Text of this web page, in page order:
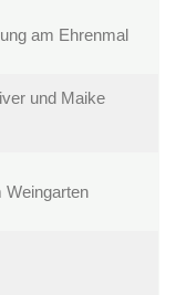
am Ehrenmal
und Maike
Weingarten